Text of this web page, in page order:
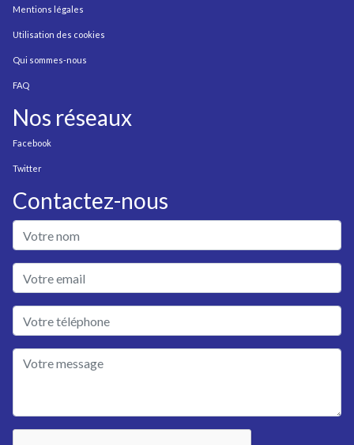
Mentions légales
Utilisation des cookies
Qui sommes-nous
FAQ
Nos réseaux
Facebook
Twitter
Contactez-nous